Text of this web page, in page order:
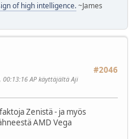
of high intelligence.~James
#2046
00:13:16 AP käyttäjältä Aji
Zenistä - ja myös
AMD Vega